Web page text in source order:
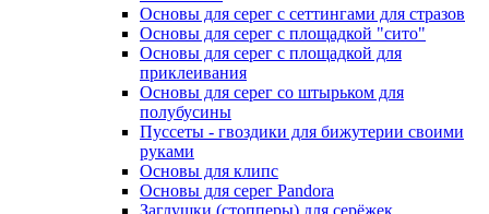
Основы для серег с сеттингами для стразов
Основы для серег с площадкой "сито"
Основы для серег с площадкой для
приклеивания
Основы для серег со штырьком для
полубусины
Пуссеты - гвоздики для бижутерии своими
руками
Основы для клипс
Основы для серег Pandora